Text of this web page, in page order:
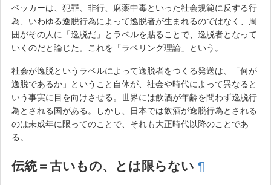
ベッカーは、犯罪、非行、麻薬中毒といった社会規範に反する行
為、いわゆる逸脱行為によって逸脱者が生まれるのではなく、周
囲がその人に「逸脱だ」とラベルを貼ることで、逸脱者となって
いくのだと論じた。これを「ラベリング理論」という。
社会が逸脱というラベルによって逸脱者をつくる発送は、「何が
逸脱であるか」ということ自体が、社会や時代によって異なると
いう事実に目を向けさせる。世界には飲酒が年齢を問わず逸脱行
為とされる国がある。しかし、日本では飲酒が逸脱行為とされる
のは未成年に限ってのことで、それも大正時代以降のことであ
る。
伝統＝古いもの、とは限らない ¶